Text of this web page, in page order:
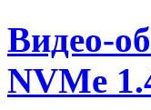
Видео-
NVMe